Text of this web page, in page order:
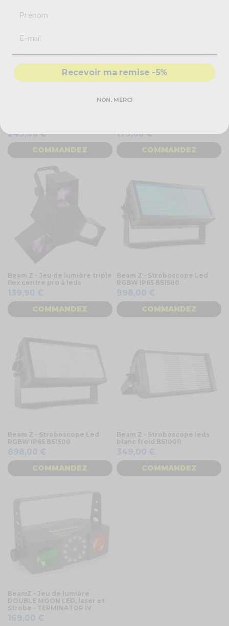
249,00 €
COMMANDEZ
179,00 €
COMMANDEZ
Beam Z - Jeu de lumière triple
flex centre pro à leds
139,90 €
COMMANDEZ
Beam Z - Stroboscope Led
RGBW IP65 BS1500
998,00 €
COMMANDEZ
Beam Z - Stroboscope Led
RGBW IP65 BS1500
898,00 €
COMMANDEZ
Beam Z - Stroboscope leds
blanc froid BS1000
349,00 €
COMMANDEZ
BeamZ - Jeu de lumière
DOUBLE MOON LED, laser et
Strobe - TERMINATOR IV
169,00 €
Prénom
Recevoir ma remise -5%
NON, MERCI